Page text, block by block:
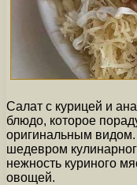
Салат с курицей и
блюдо, которое
оригинальным
шедевром
нежность куриного
овощей.